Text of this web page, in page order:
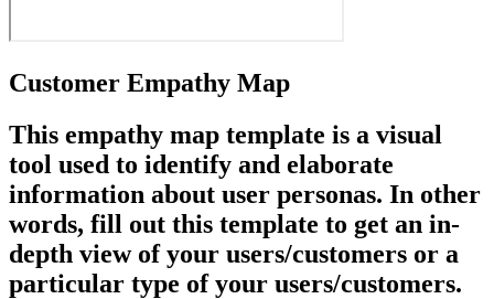
Customer Empathy Map
This empathy map template is a visual
tool used to identify and elaborate
information about user personas. In other
words, fill out this template to get an in-
depth view of your users/customers or a
particular type of your users/customers.